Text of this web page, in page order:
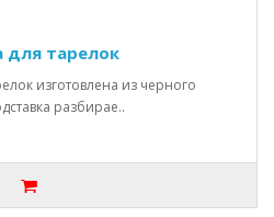
для тарелок
изготовлена из черного
разбирае..